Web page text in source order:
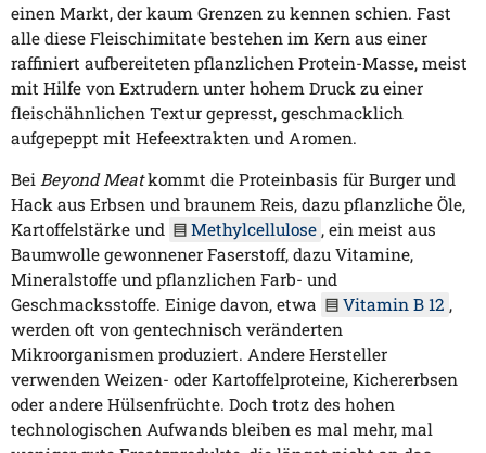
einen Markt, der kaum Grenzen zu kennen schien. Fast
alle diese Fleischimitate bestehen im Kern aus einer
raffiniert aufbereiteten pflanzlichen Protein-Masse, meist
mit Hilfe von Extrudern unter hohem Druck zu einer
fleischähnlichen Textur gepresst, geschmacklich
aufgepeppt mit Hefeextrakten und Aromen.
Bei Beyond Meatkommt die Proteinbasis für Burger und
Hack aus Erbsen und braunem Reis, dazu pflanzliche Öle,
Kartoffelstärke und
Methylcellulose , ein meist aus
Baumwolle gewonnener Faserstoff, dazu Vitamine,
Mineralstoffe und pflanzlichen Farb- und
Geschmacksstoffe. Einige davon, etwa
Vitamin B 12 ,
werden oft von gentechnisch veränderten
Mikroorganismen produziert. Andere Hersteller
verwenden Weizen- oder Kartoffelproteine, Kichererbsen
oder andere Hülsenfrüchte. Doch trotz des hohen
technologischen Aufwands bleiben es mal mehr, mal